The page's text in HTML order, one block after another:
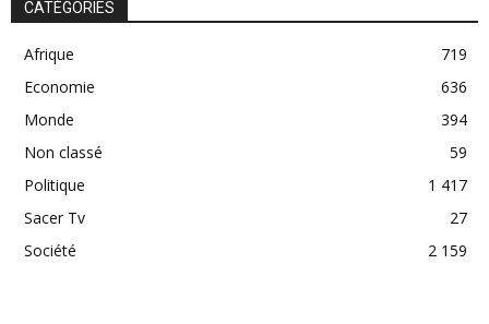
CATÉGORIES
Afrique
719
Economie
636
Monde
394
Non classé
59
Politique
1 417
Sacer Tv
27
Société
2 159